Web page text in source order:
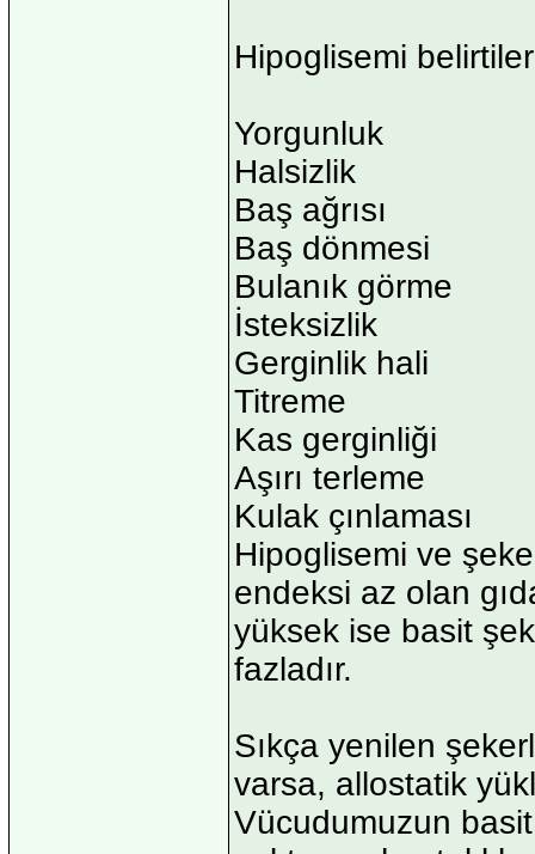
Hipoglisemi
Yorgunluk
Halsizlik
Baş ağrısı
Baş dönmesi
Bulanık görme
İsteksizlik
Gerginlik hali
Titreme
Kas gerginliği
Aşırı terleme
Kulak çınlaması
Hipoglisemi ve
endeksi az olan
yüksek ise basit
fazladır.
Sıkça yenilen
varsa, allostatik
Vücudumuzun